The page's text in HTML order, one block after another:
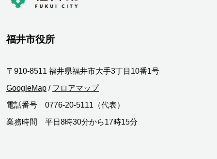
福井市役所
〒910-8511 福井県福井市大手3丁目10番1号
GoogleMap / フロアマップ
電話番号 0776-20-5111（代表）
業務時間 平日8時30分から17時15分